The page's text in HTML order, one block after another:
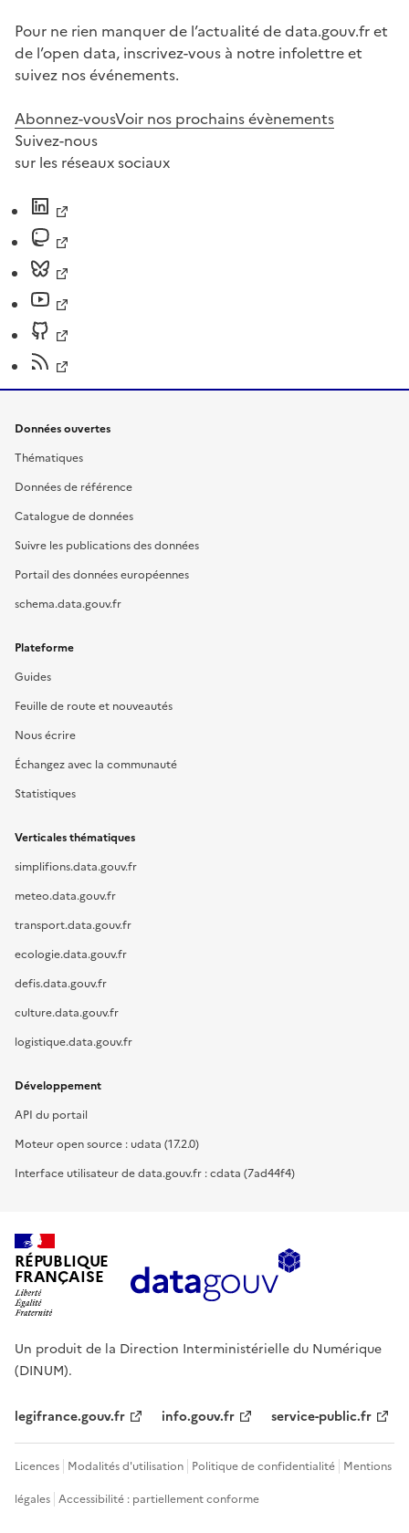
Pour ne rien manquer de l’actualité de data.gouv.fr et
de l’open data, inscrivez-vous à notre infolettre et
suivez nos événements.
Abonnez-vousVoir nos prochains évènements
Suivez-nous
sur les réseaux sociaux
Données ouvertes
Thématiques
Données de référence
Catalogue de données
Suivre les publications des données
Portail des données européennes
schema.data.gouv.fr
Plateforme
Guides
Feuille de route et nouveautés
Nous écrire
Échangez avec la communauté
Statistiques
Verticales thématiques
simplifions.data.gouv.fr
meteo.data.gouv.fr
transport.data.gouv.fr
ecologie.data.gouv.fr
defis.data.gouv.fr
culture.data.gouv.fr
logistique.data.gouv.fr
Développement
API du portail
Moteur open source : udata (17.2.0)
Interface utilisateur de data.gouv.fr : cdata (7ad44f4)
RÉPUBLIQUE
FRANÇAISE
Un produit de la Direction Interministérielle du Numérique
(DINUM).
legifrance.gouv.fr info.gouv.fr service-public.fr
Licences Modalités d'utilisation Politique de confidentialité Mentions
légales Accessibilité : partiellement conforme